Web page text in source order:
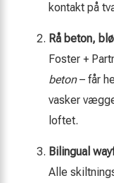
kontakt på
Rå beton,
Foster +
beton– får
vasker
loftet.
Bilingual
Alle